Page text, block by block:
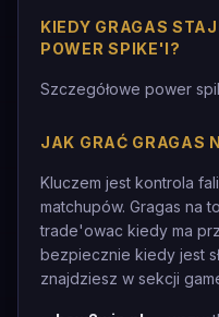
KIEDY GRAGAS
POWER SPIKE'I?
Szczegółowe power
JAK GRAĆ GRAGAS
Kluczem jest kontrola
matchupów. Gragas na
trade'owac kiedy ma
bezpiecznie kiedy jest
znajdziesz w sekcji